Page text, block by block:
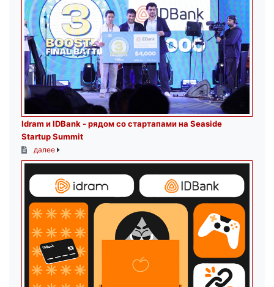
Idram и IDBank - рядом со стартапами на Seaside
Startup Summit
далее